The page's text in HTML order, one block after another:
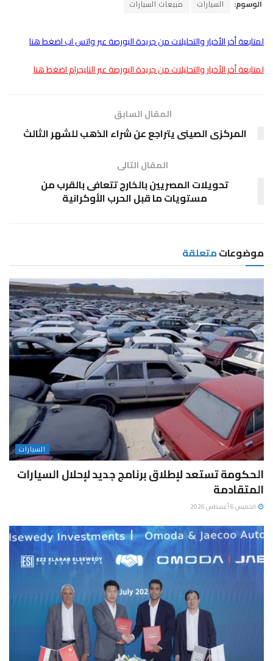
الوسوم: السيارات مبيعات السيارات
لمتابعة أخر الأخبار والتحليلات من جريدة البورصة عبر واتس اب اضغط هنا
لمتابعة أخر الأخبار والتحليلات من جريدة البورصة عبر التليجرام اضغط هنا
المقال السابق
المركزى الصينى يتراجع عن شراء الذهب للشهر الثالث
المقال التالى
تحويلات المصريين بالخارج تتعافى بالقرب من
مستويات ما قبل الحرب الأوكرانية
موضوعاتمتعلقة
السيارات
الحكومة تستعد لإطلاق برنامج جديد لإحلال السيارات
المتقادمة
الخميس 6 أغسطس 2026